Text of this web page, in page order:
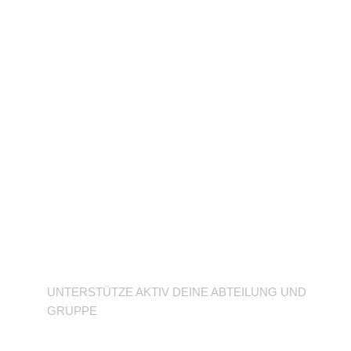
UNTERSTÜTZE AKTIV DEINE ABTEILUNG UND
GRUPPE